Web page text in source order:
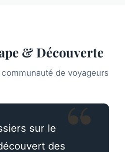
& Découverte
de voyageurs
sur le
des